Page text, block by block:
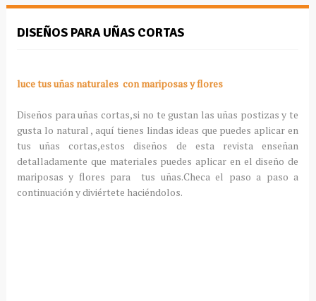
DISEÑOS PARA UÑAS CORTAS
luce tus uñas naturales con mariposas y flores
Diseños para uñas cortas,si no te gustan las uñas postizas y te
gusta lo natural , aquí tienes lindas ideas que puedes aplicar en
tus uñas cortas,estos diseños de esta revista enseñan
detalladamente que materiales puedes aplicar en el diseño de
mariposas y flores para tus uñas.Checa el paso a paso a
continuación y diviértete haciéndolos.